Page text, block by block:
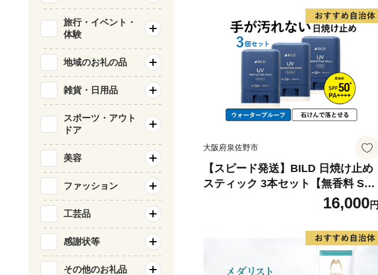
大阪府泉佐野市
【スピード発送】BILD 日焼け止め
スティック 3本セット【無香料 SPF
50+ PA++++ UV耐水性★★ 日用品
16,000円
旅行・イベント・
体験
地域のお礼の品
雑貨・日用品
スポーツ・アウト
ドア
美容
ファッション
工芸品
感謝状等
その他のお礼品